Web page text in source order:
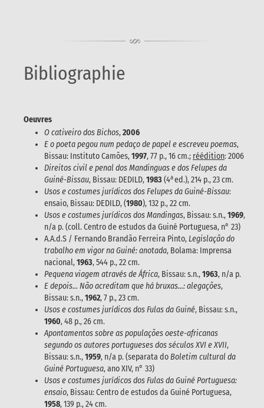
Bibliographie
Oeuvres
O cativeiro dos Bichos,2006
E o poeta pegou num pedaço de papel e escreveu poemas,
Bissau: Instituto Camões,1997, 77 p., 16 cm.; réédition: 2006
Direitos civil e penal dos Mandinguas e dos Felupes da
Guiné-Bissau, Bissau: DEDILD,1983(4aed.), 214 p., 23 cm.
Usos e costumes jurídicos dos Felupes da Guiné-Bissau:
ensaio, Bissau: DEDILD, (1980), 132 p., 22 cm.
Usos e costumes jurídicos dos Mandingas, Bissau: s.n.,1969,
n/a p. (coll. Centro de estudos da Guiné Portuguesa, n° 23)
A.A.d.S / Fernando Brandão Ferreira Pinto,Legislação do
trabalho em vigor na Guiné: anotada, Bolama: Imprensa
nacional,1963, 544 p., 22 cm.
Pequena viagem através de África, Bissau: s.n.,1963, n/a p.
E depois... Não acreditam que há bruxas...: alegações,
Bissau: s.n.,1962, 7 p., 23 cm.
Usos e costumes jurídicos dos Fulas da Guiné, Bissau: s.n.,
1960, 48 p., 26 cm.
Apontamentos sobre as populações oeste-africanas
segundo os autores portugueses dos séculos XVI e XVII,
Bissau: s.n.,1959, n/a p. (separata doBoletim cultural da
Guiné Portuguesa, ano XIV, n° 33)
Usos e costumes jurídicos dos Fulas da Guiné Portuguesa:
ensaio, Bissau: Centro de estudos da Guiné Portuguesa,
1958, 139 p., 24 cm.